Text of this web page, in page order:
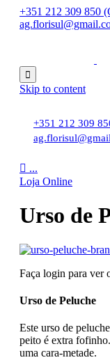
+351 212 309 850

Skip to content
+351 212 309
 ...
Loja Online
Urso de
Faça login para ver
Urso de Peluche
Este urso de
peito é extra
uma cara-metade.